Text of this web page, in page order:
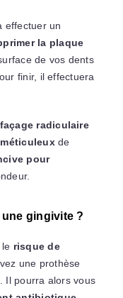
effectuer un
la plaque
de vos dents
finir, il effectuera
radiculaire
de
pour
gingivite ?
le risque de
une prothèse
Il pourra alors vous